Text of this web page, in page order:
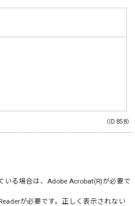
（ID:858）
る場合は、 Adobe Acrobat(R)が必要で
が必要です。正しく表示されない